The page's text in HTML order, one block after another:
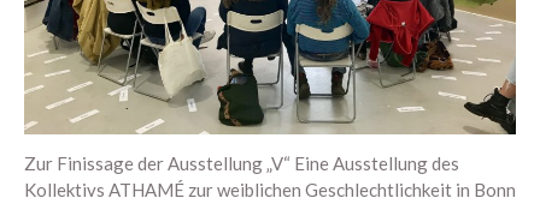
Zur Finissage der Ausstellung „V“ Eine Ausstellung des
Kollektivs ATHAMÉ zur weiblichen Geschlechtlichkeit in Bonn